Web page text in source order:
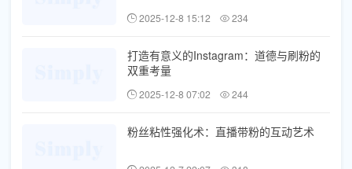
2025-12-8 15:12 234
打造有意义的Instagram：道德与刷粉的
双重考量
2025-12-8 07:02 244
粉丝粘性强化术：直播带粉的互动艺术